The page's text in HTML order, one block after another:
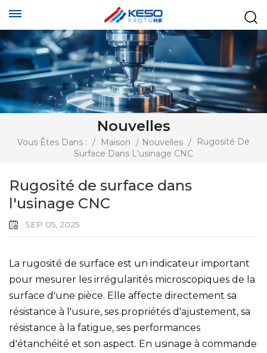
Nouvelles
Vous Êtes Dans : / Maison / Nouvelles /
Rugosité De
Surface Dans L'usinage CNC
Rugosité de surface dans
l'usinage CNC
SEP 05, 2025
La rugosité de surface est un indicateur important
pour mesurer les irrégularités microscopiques de la
surface d'une pièce. Elle affecte directement sa
résistance à l'usure, ses propriétés d'ajustement, sa
résistance à la fatigue, ses performances
d'étanchéité et son aspect. En usinage à commande